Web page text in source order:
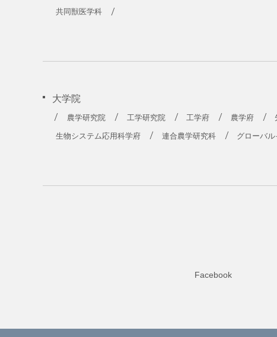
共同獣医学科
大学院
農学研究院 工学研究院 工学府 農学府
生物システム応用科学府 連合農学研究科 グローバ
Facebook